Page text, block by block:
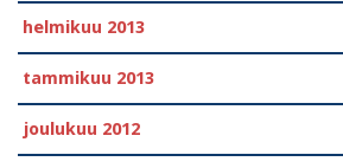
helmikuu 2013
tammikuu 2013
joulukuu 2012